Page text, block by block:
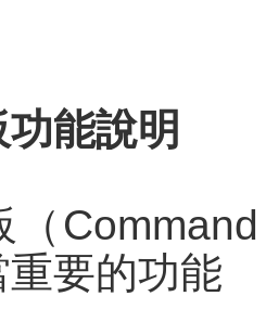
能說明
（
要的功能